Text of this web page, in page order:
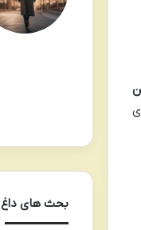
بحث های داغ